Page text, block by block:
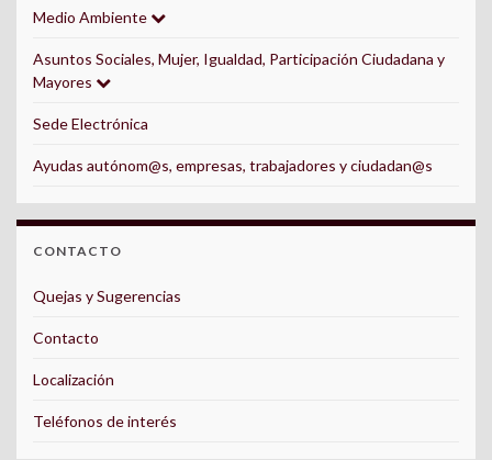
Medio Ambiente
Asuntos Sociales, Mujer, Igualdad, Participación Ciudadana y
Mayores
Sede Electrónica
Ayudas autónom@s, empresas, trabajadores y ciudadan@s
CONTACTO
Quejas y Sugerencias
Contacto
Localización
Teléfonos de interés